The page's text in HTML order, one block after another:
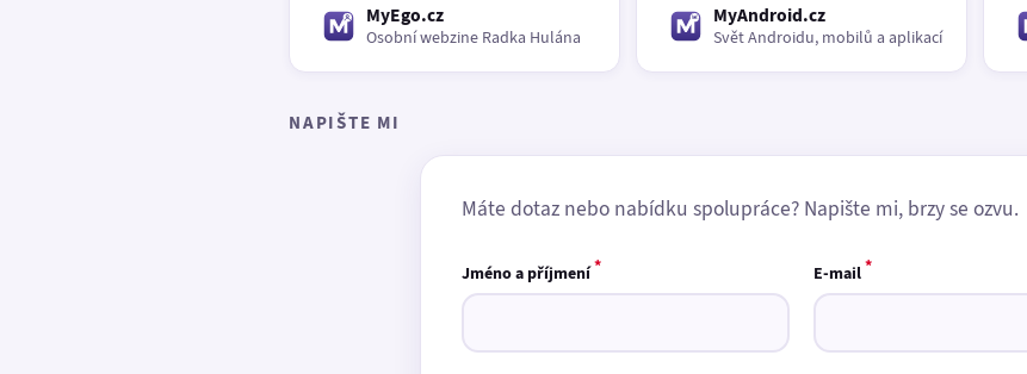
MyEgo.cz
Osobní webzine Radka Hulána
MyAndroid.cz
Svět Androidu, mobilů a aplikací
NAPIŠTE MI
Máte dotaz nebo nabídku spolupráce? Napište mi, brzy se ozvu.
Jméno a příjmení* E-mail*